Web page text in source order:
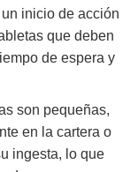
inicio de acción
que deben
de espera y
son pequeñas,
en la cartera o
ingesta, lo que